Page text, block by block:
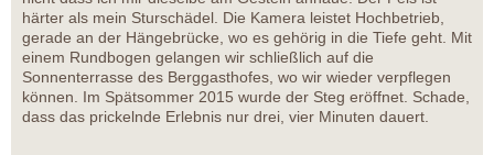
härter als mein Sturschädel. Die Kamera leistet Hochbetrieb,
gerade an der Hängebrücke, wo es gehörig in die Tiefe geht. Mit
einem Rundbogen gelangen wir schließlich auf die
Sonnenterrasse des Berggasthofes, wo wir wieder verpflegen
können. Im Spätsommer 2015 wurde der Steg eröffnet. Schade,
dass das prickelnde Erlebnis nur drei, vier Minuten dauert.